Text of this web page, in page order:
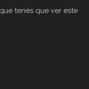
tenés que ver este